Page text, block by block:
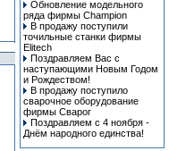
Обновление модельного
ряда фирмы Champion
В продажу поступили
точильные станки фирмы
Elitech
Поздравляем Вас с
наступающими Новым Годом
и Рождеством!
В продажу поступило
сварочное оборудование
фирмы Сварог
Поздравляем с 4 ноября -
Днём народного единства!